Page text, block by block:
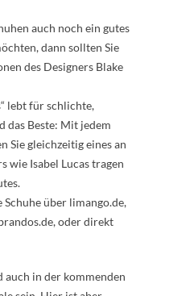
auch noch ein gutes
dann sollten Sie
des Designers Blake
lebt für schlichte,
das Beste: Mit jedem
Sie gleichzeitig eines an
wie Isabel Lucas tragen
Schuhe über limango.de,
oder direkt
in der kommenden